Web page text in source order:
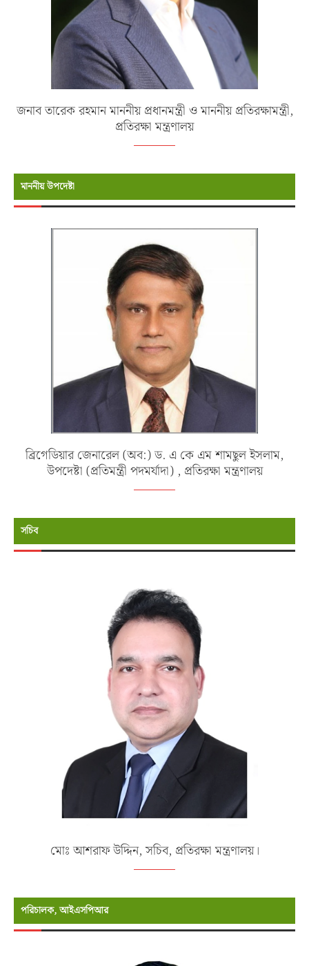
জনাব তারেক রহমান মাননীয় প্রধানমন্ত্রী ও মাননীয় প্রতিরক্ষামন্ত্রী,
প্রতিরক্ষা মন্ত্রণালয়
মাননীয় উপদেষ্টা
ব্রিগেডিয়ার জেনারেল (অব:) ড. এ কে এম শামছুল ইসলাম,
উপদেষ্টা (প্রতিমন্ত্রী পদমর্যাদা) , প্রতিরক্ষা মন্ত্রণালয়
সচিব
মোঃ আশরাফ উদ্দিন, সচিব, প্রতিরক্ষা মন্ত্রণালয়।
পরিচালক, আইএসপিআর